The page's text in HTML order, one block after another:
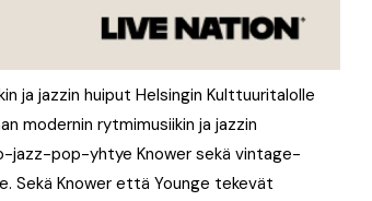
ja jazzin huiput Helsingin Kulttuuritalolle
modernin rytmimusiikin ja jazzin
jazz-pop-yhtye Knower sekä vintage-
Sekä Knower että Younge tekevät